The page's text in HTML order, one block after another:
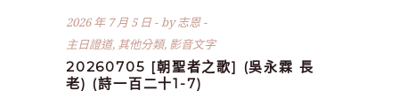
2026 年 7 月 5 日 by志恩
主日證道, 其他分類, 影音文字
20260705 [朝聖者之歌] (吳永霖 長
老) (詩一百二十1-7)